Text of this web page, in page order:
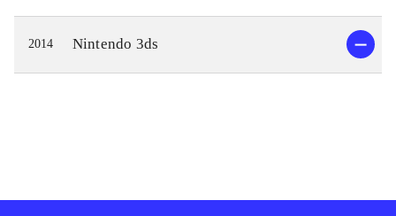
2014 Nintendo 3ds